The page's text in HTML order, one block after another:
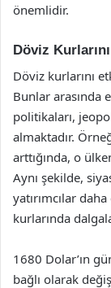
önemlidir.
Döviz
Döviz kurlarını
Bunlar arasında
politikaları,
almaktadır.
arttığında, o
Aynı şekilde,
yatırımcılar
kurlarında
1680 Dolar’ın
bağlı olarak